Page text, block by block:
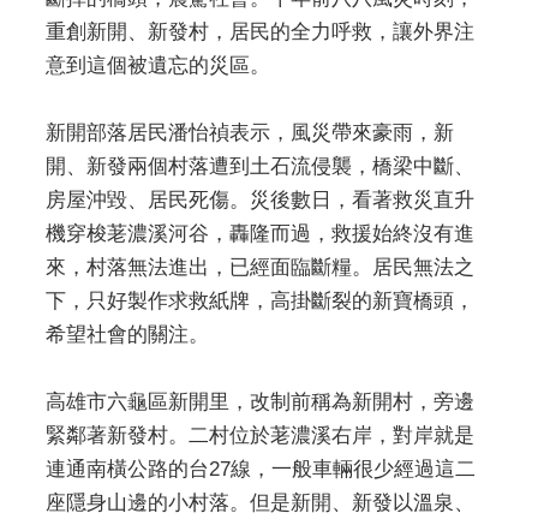
重創新開、新發村，居民的全力呼救，讓外界注
意到這個被遺忘的災區。
新開部落居民潘怡禎表示，風災帶來豪雨，新
開、新發兩個村落遭到土石流侵襲，橋梁中斷、
房屋沖毀、居民死傷。災後數日，看著救災直升
機穿梭荖濃溪河谷，轟隆而過，救援始終沒有進
來，村落無法進出，已經面臨斷糧。居民無法之
下，只好製作求救紙牌，高掛斷裂的新寶橋頭，
希望社會的關注。
高雄市六龜區新開里，改制前稱為新開村，旁邊
緊鄰著新發村。二村位於荖濃溪右岸，對岸就是
連通南橫公路的台27線，一般車輛很少經過這二
座隱身山邊的小村落。但是新開、新發以溫泉、